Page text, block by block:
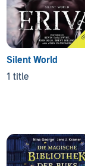
Silent World
1 title